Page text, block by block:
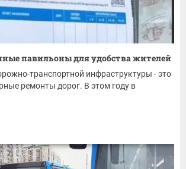
павильоны для удобства жителей
транспортной инфраструктуры - это
ремонты дорог. В этом году в